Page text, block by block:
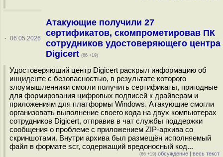
· 06.05.2026
Атакующие получили 27
сертификатов, скомпрометировав ПК
сотрудников удостоверяющего центра
Digicert (66 +19)
Удостоверяющий центр Digicert раскрыл информацию об
инциденте с безопасностью, в результате которого
злоумышленники смогли получить сертификаты, пригодные
для формирования цифровых подписей к драйверам и
приложениям для платформы Windows. Атакующие смогли
организовать выполнение своего кода на двух компьютерах
сотрудников Digicert, отправив в чат службы поддержки
сообщения о проблеме c приложением ZIP-архива со
скриншотами. Внутри архива был размещён исполняемый
файл в формате scr, содержащий вредоносный код...
(66 +19) обсуждение | весь текст